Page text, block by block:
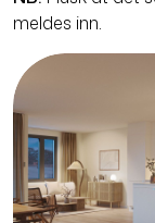
meldes inn.